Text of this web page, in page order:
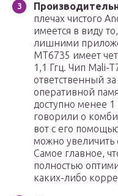
плечах чистого
имеется в виду
лишними
MT6735 имеет
1,1 Ггц. Чип Mali-
ответственный
оперативной
доступно менее
говорили о
вот с его
можно увеличить
Самое главное,
полностью
каких-либо